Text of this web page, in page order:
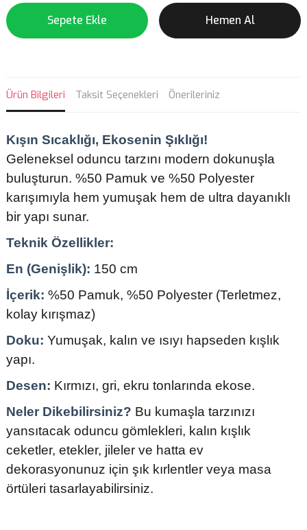
Sepete Ekle Hemen Al
Ürün Bilgileri Taksit Seçenekleri Önerileriniz
Kışın Sıcaklığı, Ekosenin Şıklığı!
Geleneksel oduncu tarzını modern dokunuşla
buluşturun. %50 Pamuk ve %50 Polyester
karışımıyla hem yumuşak hem de ultra dayanıklı
bir yapı sunar.
Teknik Özellikler:
En (Genişlik): 150 cm
İçerik: %50 Pamuk, %50 Polyester (Terletmez,
kolay kırışmaz)
Doku: Yumuşak, kalın ve ısıyı hapseden kışlık
yapı.
Desen: Kırmızı, gri, ekru tonlarında ekose.
Neler Dikebilirsiniz? Bu kumaşla tarzınızı
yansıtacak oduncu gömlekleri, kalın kışlık
ceketler, etekler, jileler ve hatta ev
dekorasyonunuz için şık kırlentler veya masa
örtüleri tasarlayabilirsiniz.